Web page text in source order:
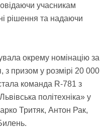
учасникам
рішення та надаючи
окрему номінацію за
призом у розмірі 20 000
команда R-781 з
політехніка» у
Тритяк, Антон Рак,